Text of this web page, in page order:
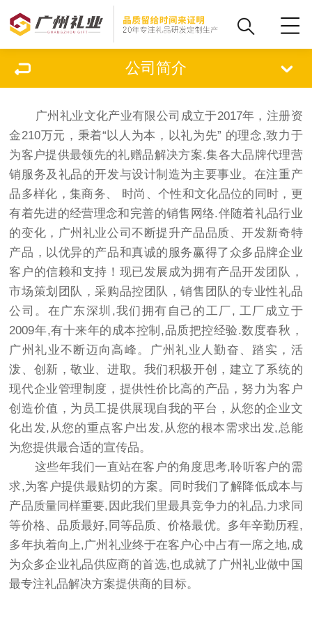
公司简介
广州礼业文化产业有限公司成立于2017年，注册资
金210万元，秉着“以人为本，以礼为先” 的理念,致力于
为客户提供最领先的礼赠品解决方案.集各大品牌代理营
销服务及礼品的开发与设计制造为主要事业。在注重产
品多样化，集商务、 时尚、个性和文化品位的同时，更
有着先进的经营理念和完善的销售网络.伴随着礼品行业
的变化，广州礼业公司不断提升产品品质、开发新奇特
产品，以优异的产品和真诚的服务赢得了众多品牌企业
客户的信赖和支持！现已发展成为拥有产品开发团队，
市场策划团队，采购品控团队，销售团队的专业性礼品
公司。在广东深圳,我们拥有自己的工厂, 工厂成立于
2009年,有十来年的成本控制,品质把控经验.数度春秋，
广州礼业不断迈向高峰。广州礼业人勤奋、踏实，活
泼、创新，敬业、进取。我们积极开创，建立了系统的
现代企业管理制度，提供性价比高的产品，努力为客户
创造价值，为员工提供展现自我的平台，从您的企业文
化出发,从您的重点客户出发,从您的根本需求出发,总能
为您提供最合适的宣传品。
这些年我们一直站在客户的角度思考,聆听客户的需
求,为客户提供最贴切的方案。同时我们了解降低成本与
产品质量同样重要,因此我们里最具竞争力的礼品,力求同
等价格、品质最好,同等品质、价格最优。多年辛勤历程,
多年执着向上,广州礼业终于在客户心中占有一席之地,成
为众多企业礼品供应商的首选,也成就了广州礼业做中国
最专注礼品解决方案提供商的目标。